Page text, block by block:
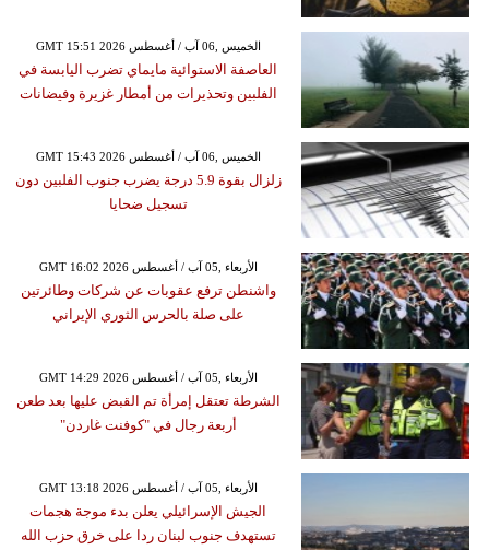
GMT 15:51 2026 الخميس ,06 آب / أغسطس
العاصفة الاستوائية مايماي تضرب اليابسة في
الفلبين وتحذيرات من أمطار غزيرة وفيضانات
GMT 15:43 2026 الخميس ,06 آب / أغسطس
زلزال بقوة 5.9 درجة يضرب جنوب الفلبين دون
تسجيل ضحايا
GMT 16:02 2026 الأربعاء ,05 آب / أغسطس
واشنطن ترفع عقوبات عن شركات وطائرتين
على صلة بالحرس الثوري الإيراني
GMT 14:29 2026 الأربعاء ,05 آب / أغسطس
الشرطة تعتقل إمرأة تم القبض عليها بعد طعن
أربعة رجال في "كوفنت غاردن"
GMT 13:18 2026 الأربعاء ,05 آب / أغسطس
الجيش الإسرائيلي يعلن بدء موجة هجمات
تستهدف جنوب لبنان ردا على خرق حزب الله